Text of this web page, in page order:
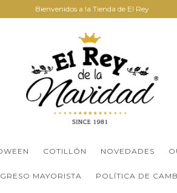
Bienvenidos a la Tienda de El Rey
COTILLÓN NOVEDADES
MAYORISTA POLÍTICA DE